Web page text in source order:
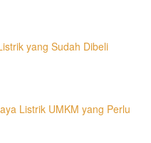
yang Sudah Dibeli
Listrik UMKM yang Perlu